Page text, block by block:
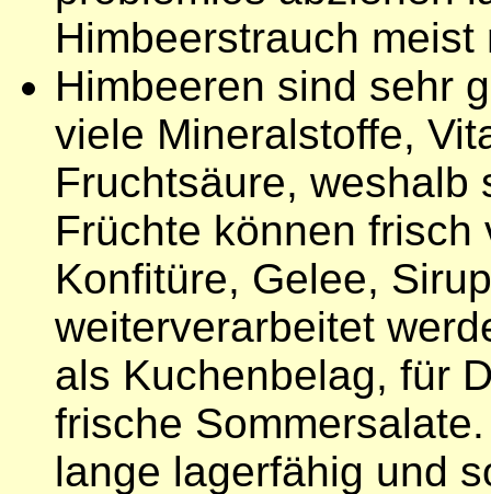
Himbeerstrauch
Himbeeren sind sehr
viele Mineralstoffe,
Fruchtsäure, weshalb
Früchte können
Konfitüre, Gelee,
weiterverarbeitet
als Kuchenbelag, für
frische
lange lagerfähig und